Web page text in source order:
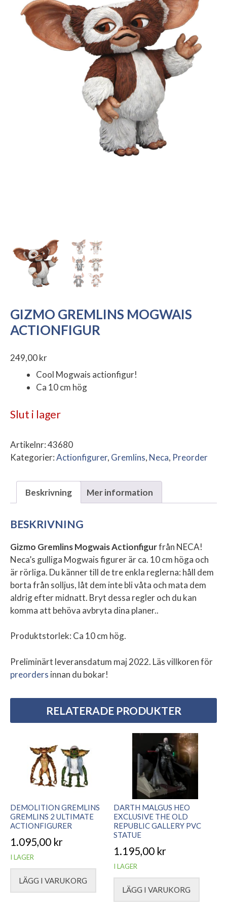
GIZMO GREMLINS MOGWAIS
ACTIONFIGUR
249,00kr
Cool Mogwais actionfigur!
Ca 10 cm hög
Slut i lager
Artikelnr:43680
Kategorier:Actionfigurer, Gremlins, Neca, Preorder
Beskrivning Mer information
BESKRIVNING
Gizmo Gremlins Mogwais Actionfigurfrån NECA!
Neca’s gulliga Mogwais figurer är ca. 10 cm höga och
är rörliga. Du känner till de tre enkla reglerna: håll dem
borta från solljus, låt dem inte bli våta och mata dem
aldrig efter midnatt. Bryt dessa regler och du kan
komma att behöva avbryta dina planer..
Produktstorlek: Ca 10 cm hög.
Preliminärt leveransdatum maj 2022. Läs villkoren för
preorders innan du bokar!
RELATERADE PRODUKTER
DEMOLITION GREMLINS
GREMLINS 2 ULTIMATE
ACTIONFIGURER
1.095,00 kr
I LAGER
LÄGG I VARUKORG
DARTH MALGUS HEO
EXCLUSIVE THE OLD
REPUBLIC GALLERY PVC
STATUE
1.195,00 kr
I LAGER
LÄGG I VARUKORG